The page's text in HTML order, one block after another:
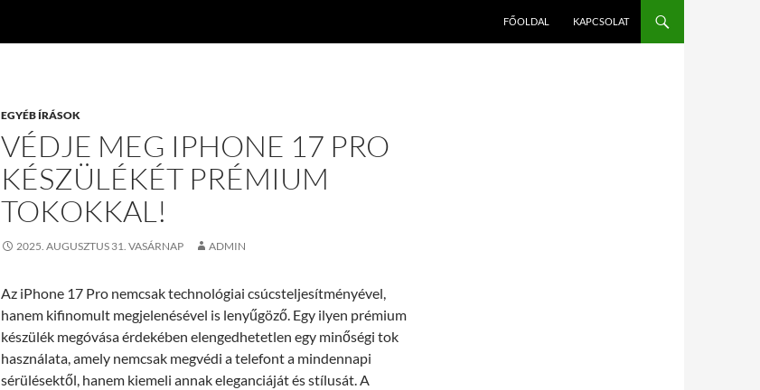
FŐOLDAL KAPCSOLAT
EGYÉB ÍRÁSOK
VÉDJE MEG IPHONE 17 PRO
KÉSZÜLÉKÉT PRÉMIUM
TOKOKKAL!
2025. AUGUSZTUS 31. VASÁRNAP ADMIN
Az iPhone 17 Pro nemcsak technológiai csúcsteljesítményével,
hanem kifinomult megjelenésével is lenyűgöző. Egy ilyen prémium
készülék megóvása érdekében elengedhetetlen egy minőségi tok
használata, amely nemcsak megvédi a telefont a mindennapi
sérülésektől, hanem kiemeli annak eleganciáját és stílusát. A